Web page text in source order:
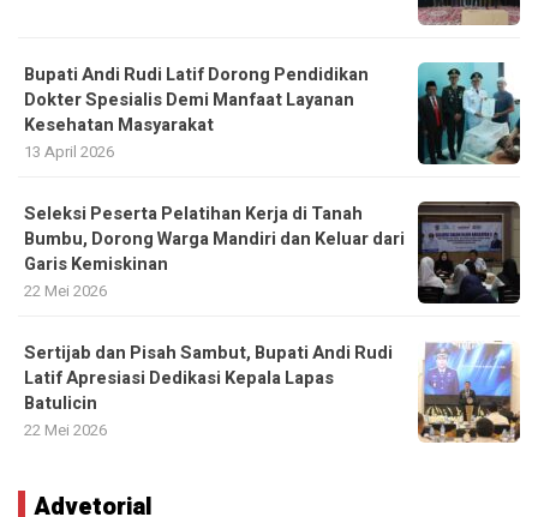
Bupati Andi Rudi Latif Dorong Pendidikan
Dokter Spesialis Demi Manfaat Layanan
Kesehatan Masyarakat
13 April 2026
Seleksi Peserta Pelatihan Kerja di Tanah
Bumbu, Dorong Warga Mandiri dan Keluar dari
Garis Kemiskinan
22 Mei 2026
Sertijab dan Pisah Sambut, Bupati Andi Rudi
Latif Apresiasi Dedikasi Kepala Lapas
Batulicin
22 Mei 2026
Advetorial